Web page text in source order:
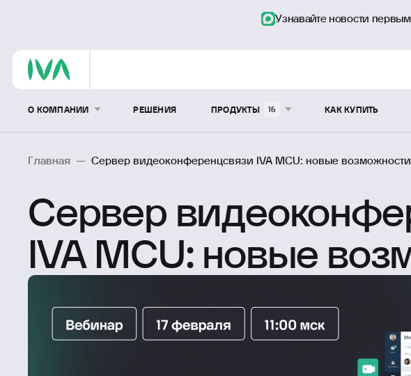
Узнавайте новости
О КОМПАНИИ РЕШЕНИЯ ПРОДУКТЫ 16 КАК КУПИТЬ
Главная — Сервер видеоконференцсвязи IVA MCU: новые возможности
Сервер
IVA MCU: новые